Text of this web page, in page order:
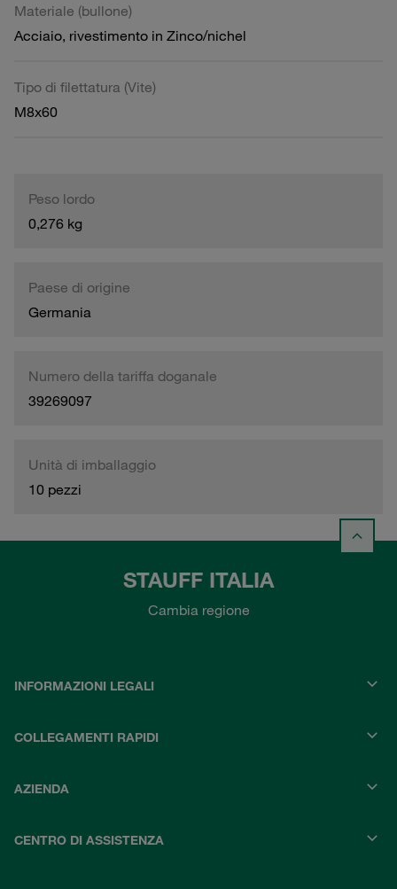
Materiale (bullone)
Acciaio, rivestimento in Zinco/nichel
Tipo di filettatura (Vite)
M8x60
Peso lordo
0,276 kg
Paese di origine
Germania
Numero della tariffa doganale
39269097
Unità di imballaggio
10 pezzi
STAUFF ITALIA
Cambia regione
INFORMAZIONI LEGALI
COLLEGAMENTI RAPIDI
AZIENDA
CENTRO DI ASSISTENZA